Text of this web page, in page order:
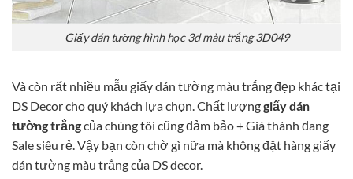
Giấy dán tường hình học 3d màu trắng 3D049
Và còn rất nhiều mẫu giấy dán tường màu trắng đẹp khác tại
DS Decor cho quý khách lựa chọn. Chất lượnggiấy dán
tường trắngcủa chúng tôi cũng đảm bảo + Giá thành đang
Sale siêu rẻ. Vậy bạn còn chờ gì nữa mà không đặt hàng giấy
dán tường màu trắng của DS decor.